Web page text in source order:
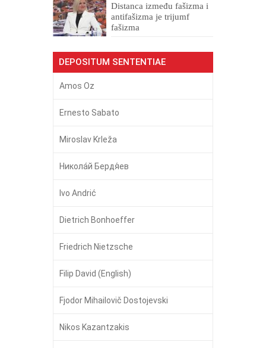
Distanca između fašizma i
antifašizma je trijumf
fašizma
DEPOSITUM SENTENTIAE
Amos Oz
Ernesto Sabato
Miroslav Krleža
Никола́й Бердя́ев
Ivo Andrić
Dietrich Bonhoeffer
Friedrich Nietzsche
Filip David (English)
Fjodor Mihailovič Dostojevski
Nikos Kazantzakis